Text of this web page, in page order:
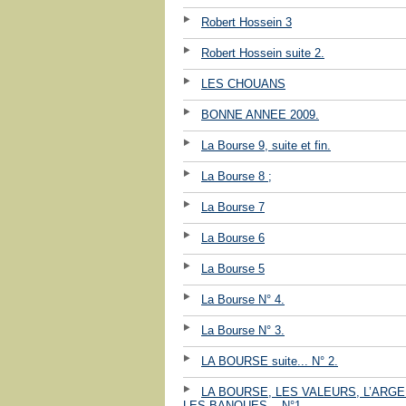
Robert Hossein 3
Robert Hossein suite 2.
LES CHOUANS
BONNE ANNEE 2009.
La Bourse 9, suite et fin.
La Bourse 8 ;
La Bourse 7
La Bourse 6
La Bourse 5
La Bourse N° 4.
La Bourse N° 3.
LA BOURSE suite... N° 2.
LA BOURSE, LES VALEURS,